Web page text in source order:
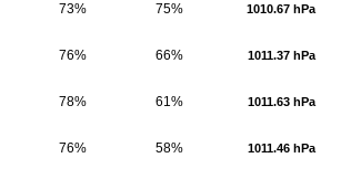
73% 75% 1010.67 hPa
76% 66% 1011.37 hPa
78% 61% 1011.63 hPa
76% 58% 1011.46 hPa